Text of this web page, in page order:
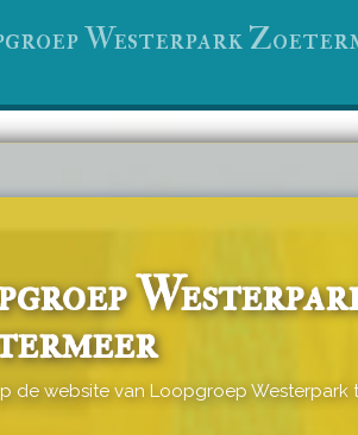
Westerpark
de website van Loopgroep Westerpark